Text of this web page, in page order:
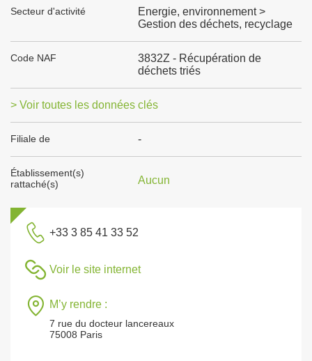
Secteur d'activité
Energie, environnement >
Gestion des déchets, recyclage
Code NAF
3832Z - Récupération de
déchets triés
> Voir toutes les données clés
Filiale de -
Établissement(s)
rattaché(s)
Aucun
+33 3 85 41 33 52
Voir le site internet
M’y rendre :
7 rue du docteur lancereaux
75008 Paris